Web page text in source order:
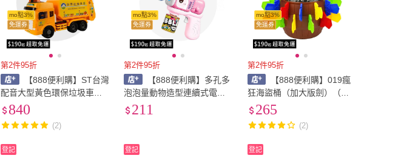
mo點3%
免運券
第2件95折
【888便利購】ST台灣
配音大型黃色環保垃圾車
（台灣垃圾車音樂）（車門
跑）
840
(2)
登記
mo點3%
免運券
第2件95折
【888便利購】多孔多
泡泡量動物造型連續式電動
泡泡槍（防逆流設計/附1瓶
211
登記
mo點3%
免運券
第2件95折
【888便利購】019瘋
狂海盜桶（加大版劍）（多
人桌遊運氣遊戲）
265
(2)
登記